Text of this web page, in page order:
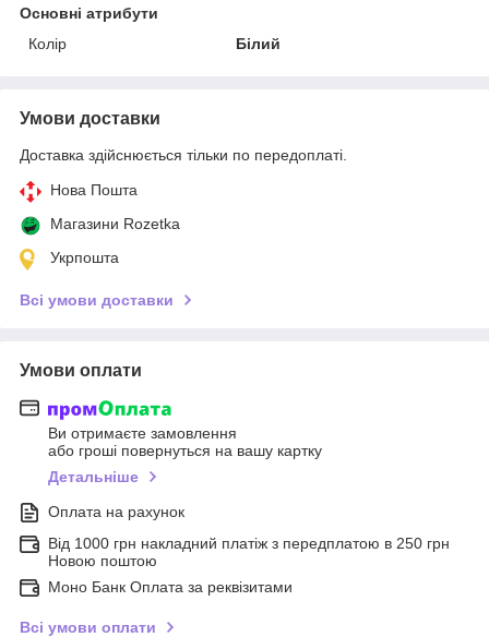
Основні атрибути
Колір
Білий
Умови доставки
Доставка здійснюється тільки по передоплаті.
Нова Пошта
Магазини Rozetka
Укрпошта
Всі умови доставки
Умови оплати
Ви отримаєте замовлення
або гроші повернуться на вашу картку
Детальніше
Оплата на рахунок
Від 1000 грн накладний платіж з передплатою в 250 грн
Новою поштою
Моно Банк Оплата за реквізитами
Всі умови оплати